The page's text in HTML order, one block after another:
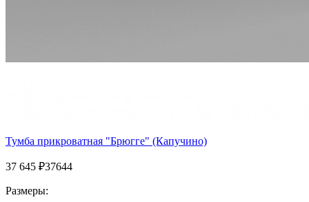
Тумба прикроватная "Брюгге" (Капучино)
37 645 ₽37644
Размеры: